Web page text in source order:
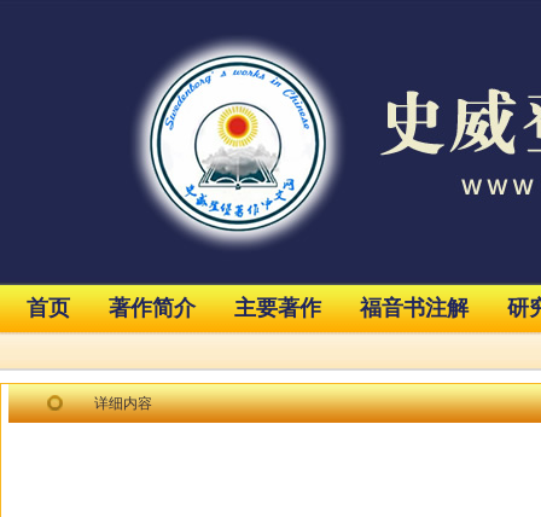
首页 著作简介 主要著作 福音书注解 研
详细内容